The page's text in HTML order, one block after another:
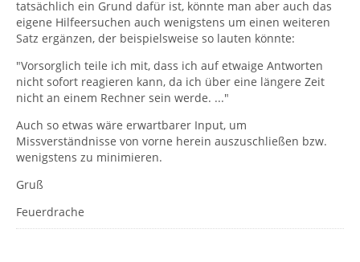
tatsächlich ein Grund dafür ist, könnte man aber auch das
eigene Hilfeersuchen auch wenigstens um einen weiteren
Satz ergänzen, der beispielsweise so lauten könnte:
"Vorsorglich teile ich mit, dass ich auf etwaige Antworten
nicht sofort reagieren kann, da ich über eine längere Zeit
nicht an einem Rechner sein werde. ..."
Auch so etwas wäre erwartbarer Input, um
Missverständnisse von vorne herein auszuschließen bzw.
wenigstens zu minimieren.
Gruß
Feuerdrache